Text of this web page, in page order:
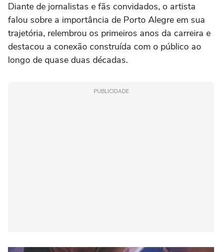
Diante de jornalistas e fãs convidados, o artista
falou sobre a importância de Porto Alegre em sua
trajetória, relembrou os primeiros anos da carreira e
destacou a conexão construída com o público ao
longo de quase duas décadas.
PUBLICIDADE